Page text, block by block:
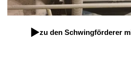
zu den Schwingförderer